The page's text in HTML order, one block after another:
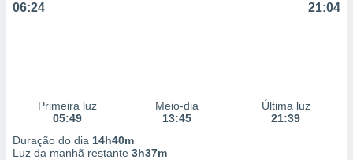
06:24 21:04
Primeira luz
05:49
Meio-dia
13:45
Última luz
21:39
Duração do dia 14h40m
Luz da manhã restante 3h37m